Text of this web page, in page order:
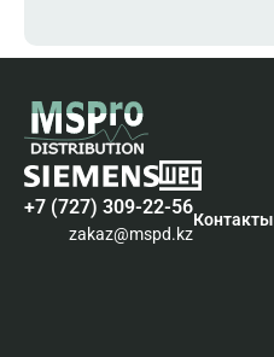
+7 (727) 309-22-56
zakaz@mspd.kz
Контакты